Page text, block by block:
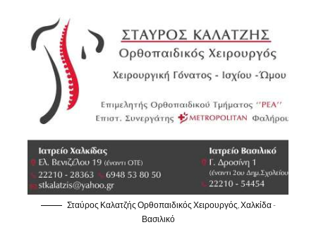
Σταύρος Καλατζής Ορθοπαιδικός Χειρουργός, Χαλκίδα -
Βασιλικό